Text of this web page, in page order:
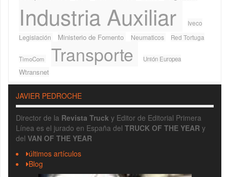
Industria Auxiliar
Iveco
Legislación
Ministerio de Fomento Neumaticos Red Tortuga
TimoCom Transporte Unión Europea
Wtransnet
JAVIER PEDROCHE
Director de la Revista Truck y Editor de Editorial Primera
Línea es el jurado en España del TRUCK OF THE YEAR y
del VAN OF THE YEAR
últimos artículos
Blog